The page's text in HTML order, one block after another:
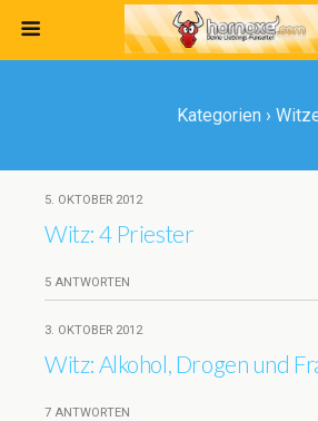
Kategorien ›
5. OKTOBER 2012
Witz: 4 Priester
5 ANTWORTEN
3. OKTOBER 2012
Witz: Alkohol, Drogen und
7 ANTWORTEN